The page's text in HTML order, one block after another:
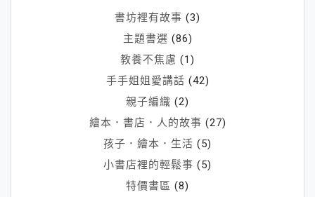
才
孩
子
賞
識
／
等
的
「福
書坊裡有故事 (3)
主題書選 (86)
教養不焦慮 (1)
手手姐姐愛講話 (42)
親子編織 (2)
繪本．書店．人的故事 (27)
孩子．繪本．生活 (5)
小書店裡的輕鬆事 (5)
特價書區 (8)